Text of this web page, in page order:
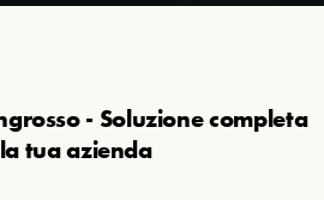
- Soluzione completa
tua azienda